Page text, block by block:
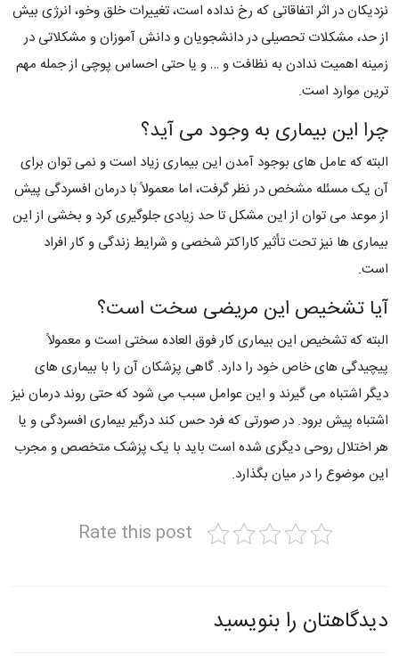
نزدیکان در اثر اتفاقاتی که رخ نداده است، تغییرات خلق وخو، انرژی بیش
از حد، مشکلات تحصیلی در دانشجویان و دانش آموزان و مشکلاتی در
زمینه اهمیت ندادن به نظافت و … و یا حتی احساس پوچی از جمله مهم
ترین موارد است.
چرا این بیماری به وجود می آید؟
البته که عامل های بوجود آمدن این بیماری زیاد است و نمی توان برای
آن یک مسئله مشخص در نظر گرفت، اما معمولاً با درمان افسردگی پیش
از موعد می توان از این مشکل تا حد زیادی جلوگیری کرد و بخشی از این
بیماری ها نیز تحت تأثیر کاراکتر شخصی و شرایط زندگی و کار افراد
است.
آیا تشخیص این مریضی سخت است؟
البته که تشخیص این بیماری کار فوق العاده سختی است و معمولاً
پیچیدگی های خاص خود را دارد. گاهی پزشکان آن را با بیماری های
دیگر اشتباه می گیرند و این عوامل سبب می شود که حتی روند درمان نیز
اشتباه پیش برود. در صورتی که فرد حس کند درگیر بیماری افسردگی و یا
هر اختلال روحی دیگری شده است باید با یک پزشک متخصص و مجرب
این موضوع را در میان بگذارد.
Rate this post
دیدگاهتان را بنویسید